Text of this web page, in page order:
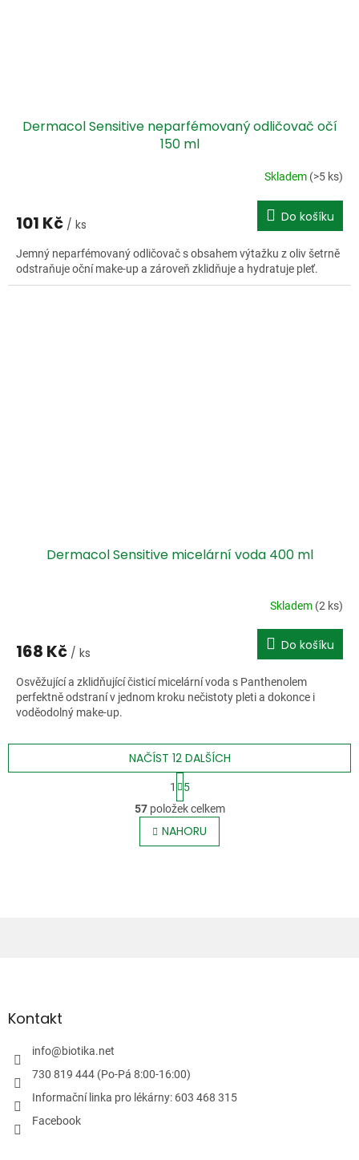
Dermacol Sensitive neparfémovaný odličovač očí
150 ml
Skladem (>5 ks)
101 Kč / ks Do košíku
Jemný neparfémovaný odličovač s obsahem výtažku z oliv šetrně
odstraňuje oční make-up a zároveň zklidňuje a hydratuje pleť.
Dermacol Sensitive micelární voda 400 ml
Skladem (2 ks)
168 Kč / ks Do košíku
Osvěžující a zklidňující čisticí micelární voda s Panthenolem
perfektně odstraní v jednom kroku nečistoty pleti a dokonce i
voděodolný make-up.
O
v
l
á
u
NAČÍST 12 DALŠÍCH
S
t
r
á
n
k
1
5
57položek celkem
NAHORU
aKontakt
info@biotika.net
730 819 444 (Po-Pá 8:00-16:00)
Informační linka pro lékárny: 603 468 315
Facebook